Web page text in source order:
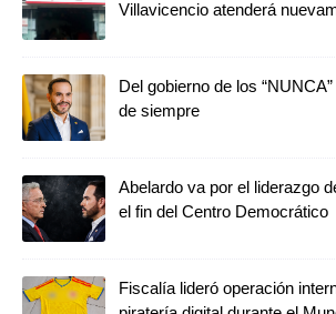
Villavicencio atenderá
Del gobierno de los
de siempre
Abelardo va por el liderazgo
el fin del Centro Democrático
Fiscalía lideró operación